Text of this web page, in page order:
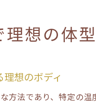
想の体
想のボディ
方法であり、特定の